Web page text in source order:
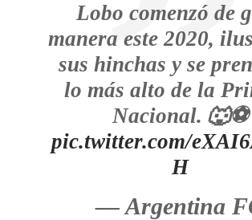
Lobo comenzó de
manera este 2020,
sus hinchas y se
lo más alto de la
Nacional. 🐺⚽️
pic.twitter.com/
H
— Argentina